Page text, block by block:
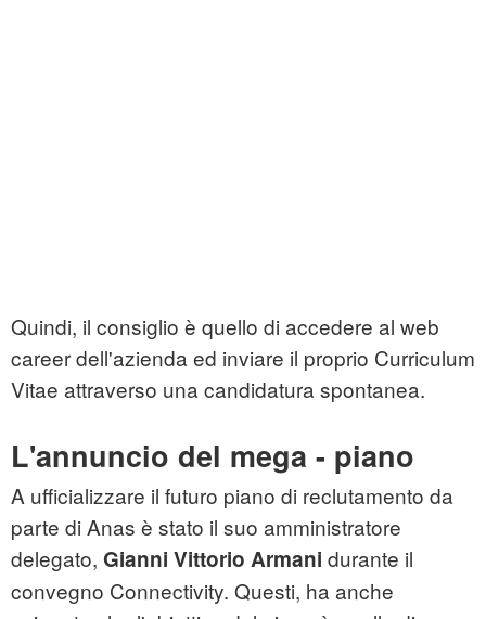
Quindi, il consiglio è quello di accedere al web
career dell'azienda ed inviare il proprio Curriculum
Vitae attraverso una candidatura spontanea.
L'annuncio del mega - piano
A ufficializzare il futuro piano di reclutamento da
parte di Anas è stato il suo amministratore
delegato, Gianni Vittorio Armani durante il
convegno Connectivity. Questi, ha anche